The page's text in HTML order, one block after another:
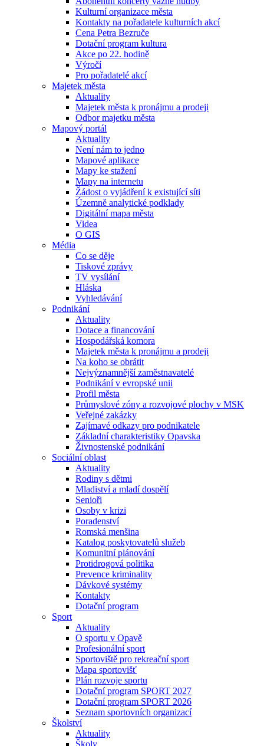
Kulturní organizace města
Kontakty na pořadatele kulturních akcí
Cena Petra Bezruče
Dotační program kultura
Akce po 22. hodině
Výročí
Pro pořadatelé akcí
Majetek města
Aktuality
Majetek města k pronájmu a prodeji
Odbor majetku města
Mapový portál
Aktuality
Není nám to jedno
Mapové aplikace
Mapy ke stažení
Mapy na internetu
Žádost o vyjádření k existující síti
Územně analytické podklady
Digitální mapa města
Videa
O GIS
Média
Co se děje
Tiskové zprávy
TV vysílání
Hláska
Vyhledávání
Podnikání
Aktuality
Dotace a financování
Hospodářská komora
Majetek města k pronájmu a prodeji
Na koho se obrátit
Nejvýznamnější zaměstnavatelé
Podnikání v evropské unii
Profil města
Průmyslové zóny a rozvojové plochy v MSK
Veřejné zakázky
Zajímavé odkazy pro podnikatele
Základní charakteristiky Opavska
Živnostenské podnikání
Sociální oblast
Aktuality
Rodiny s dětmi
Mladiství a mladí dospělí
Senioři
Osoby v krizi
Poradenství
Romská menšina
Katalog poskytovatelů služeb
Komunitní plánování
Protidrogová politika
Prevence kriminality
Dávkové systémy
Kontakty
Dotační program
Sport
Aktuality
O sportu v Opavě
Profesionální sport
Sportoviště pro rekreační sport
Mapa sportovišť
Plán rozvoje sportu
Dotační program SPORT 2027
Dotační program SPORT 2026
Seznam sportovních organizací
Školství
Aktuality